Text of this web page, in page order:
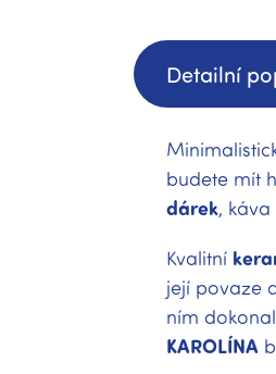
Detailní
budete mít
dárek,
Kvalitní
její povaze
ním
KAROLÍNA